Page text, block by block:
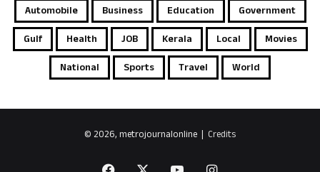
Automobile Business Education
Government
Gulf
Health JOB Kerala Local
Movies
National
Sports Travel World
© 2026, metrojournalonline | Credits